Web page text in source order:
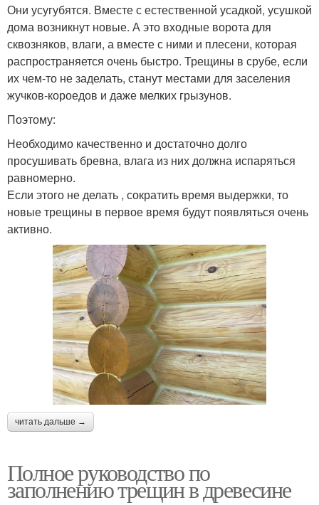
Они усугубятся. Вместе с естественной усадкой, усушкой
дома возникнут новые. А это входные ворота для
сквозняков, влаги, а вместе с ними и плесени, которая
распространяется очень быстро. Трещины в срубе, если
их чем-то не заделать, станут местами для заселения
жучков-короедов и даже мелких грызунов.
Поэтому:
Необходимо качественно и достаточно долго
просушивать бревна, влага из них должна испаряться
равномерно.
Если этого не делать , сократить время выдержки, то
новые трещины в первое время будут появляться очень
активно.
читать дальше →
Полное руководство по
заполнению трещин в древесине